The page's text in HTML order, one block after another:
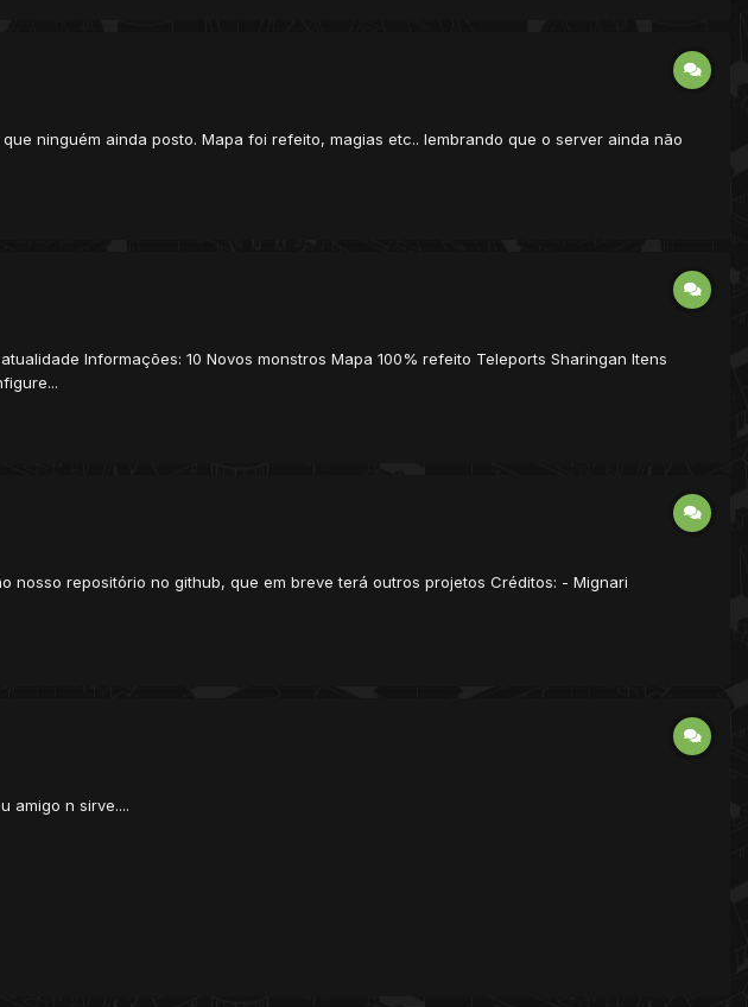
ninguém ainda posto. Mapa foi refeito, magias etc.. lembrando que o server ainda não
Informações: 10 Novos monstros Mapa 100% refeito Teleports Sharingan Itens
nosso repositório no github, que em breve terá outros projetos Créditos: - Mignari
amigo n sirve....